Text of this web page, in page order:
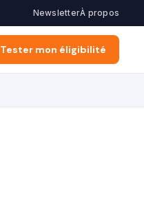
NewsletterÀ propos
Tester mon éligibilité